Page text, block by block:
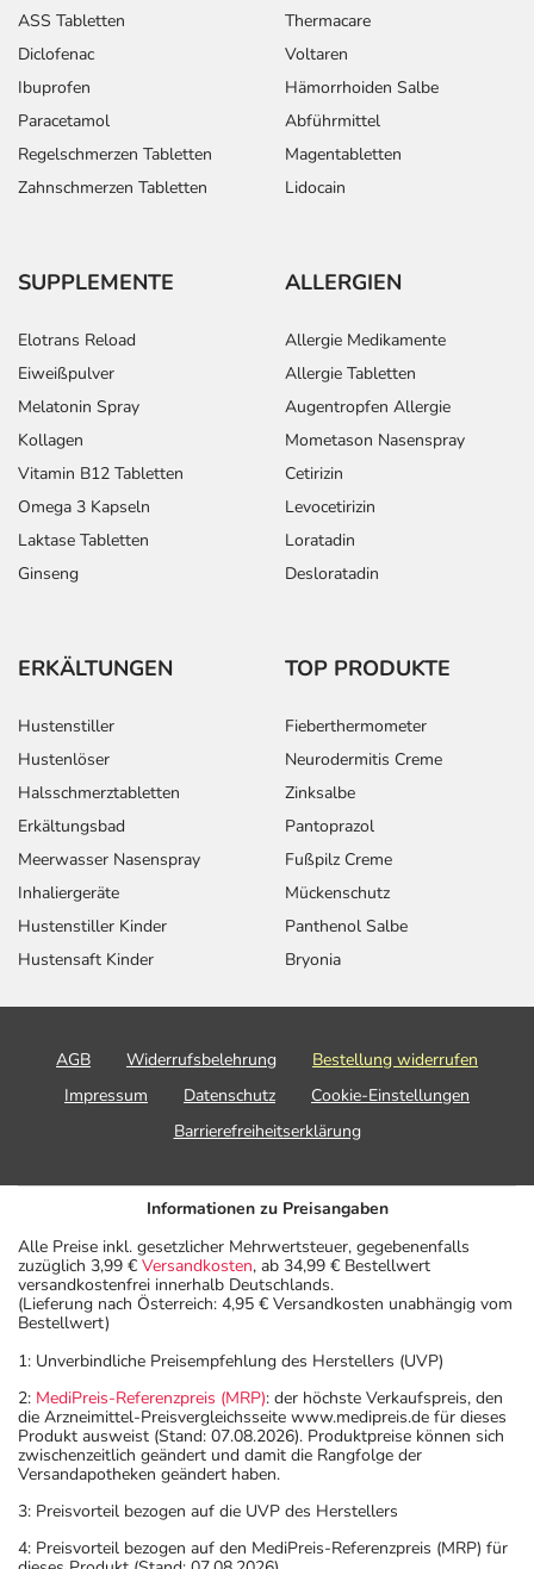
ASS Tabletten
Diclofenac
Ibuprofen
Paracetamol
Regelschmerzen Tabletten
Zahnschmerzen Tabletten
Thermacare
Voltaren
Hämorrhoiden Salbe
Abführmittel
Magentabletten
Lidocain
SUPPLEMENTE
Elotrans Reload
Eiweißpulver
Melatonin Spray
Kollagen
Vitamin B12 Tabletten
Omega 3 Kapseln
Laktase Tabletten
Ginseng
ALLERGIEN
Allergie Medikamente
Allergie Tabletten
Augentropfen Allergie
Mometason Nasenspray
Cetirizin
Levocetirizin
Loratadin
Desloratadin
ERKÄLTUNGEN
Hustenstiller
Hustenlöser
Halsschmerztabletten
Erkältungsbad
Meerwasser Nasenspray
Inhaliergeräte
Hustenstiller Kinder
Hustensaft Kinder
TOP PRODUKTE
Fieberthermometer
Neurodermitis Creme
Zinksalbe
Pantoprazol
Fußpilz Creme
Mückenschutz
Panthenol Salbe
Bryonia
AGB Widerrufsbelehrung
Bestellung widerrufen
Impressum
Datenschutz
Cookie-Einstellungen
Barrierefreiheitserklärung
Informationen zu Preisangaben
Alle Preise inkl. gesetzlicher Mehrwertsteuer, gegebenenfalls
zuzüglich 3,99 € Versandkosten, ab 34,99 € Bestellwert
versandkostenfrei innerhalb Deutschlands.
(Lieferung nach Österreich: 4,95 € Versandkosten unabhängig vom
Bestellwert)
1: Unverbindliche Preisempfehlung des Herstellers (UVP)
2: MediPreis-Referenzpreis (MRP): der höchste Verkaufspreis, den
die Arzneimittel-Preisvergleichsseite www.medipreis.de für dieses
Produkt ausweist (Stand: 07.08.2026). Produktpreise können sich
zwischenzeitlich geändert und damit die Rangfolge der
Versandapotheken geändert haben.
3: Preisvorteil bezogen auf die UVP des Herstellers
4: Preisvorteil bezogen auf den MediPreis-Referenzpreis (MRP) für